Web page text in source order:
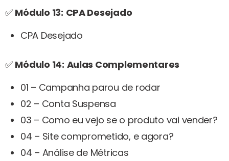
✅ Módulo 13: CPA Desejado
CPA Desejado
✅ Módulo 14: Aulas Complementares
01 – Campanha parou de rodar
02 – Conta Suspensa
03 – Como eu vejo se o produto vai vender?
04 – Site comprometido, e agora?
04 – Análise de Métricas